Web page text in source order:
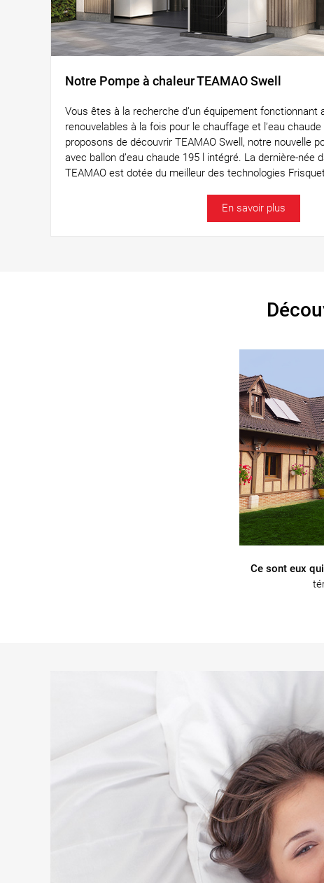
Notre Pompe à chaleur TEAMAO Swell
Vous êtes à la recherche d’un équipement fonctionnant
renouvelables à la fois pour le chauffage et l’eau
proposons de découvrir TEAMAO Swell, notre nouvelle
avec ballon d’eau chaude 195 l intégré. La dernière-née
TEAMAO est dotée du meilleur des technologies
En savoir plus
Ce sont eux